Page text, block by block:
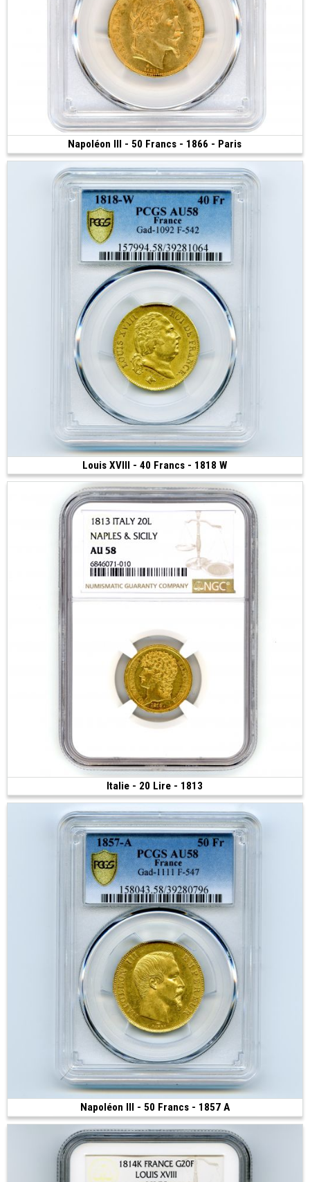
Napoléon III - 50 Francs - 1866 - Paris
(1866 • Paris • 16.12 g • 28 mm)
Louis XVIII - 40 Francs - 1818 W
(1818 • Lille • 12.90 g • 26 mm)
Italie - 20 Lire - 1813
Napoléon III - 50 Francs - 1857 A
(1857 • Paris • 16.12 g • 28 mm)